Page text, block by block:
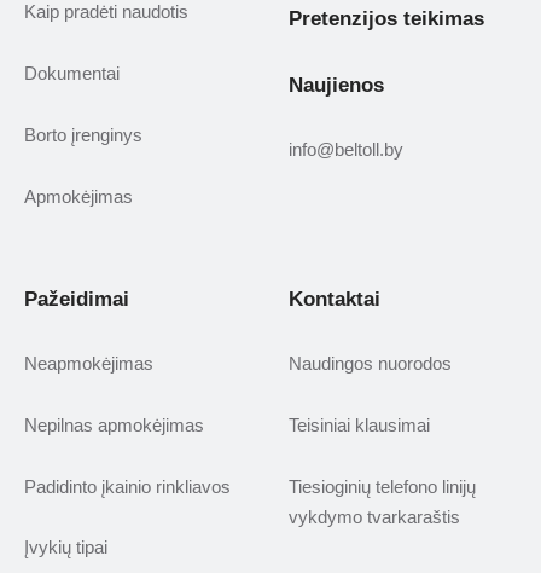
Kaip pradėti naudotis
Dokumentai
Borto įrenginys
Apmokėjimas
Pretenzijos teikimas
Naujienos
info@beltoll.by
Pažeidimai
Neapmokėjimas
Nepilnas apmokėjimas
Padidinto įkainio rinkliavos
Įvykių tipai
Kontaktai
Naudingos nuorodos
Teisiniai klausimai
Tiesioginių telefono linijų
vykdymo tvarkaraštis